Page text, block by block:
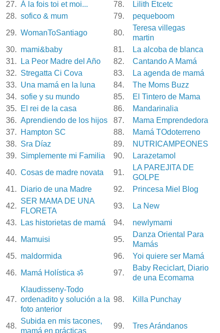
27. À la fois toi et moi... 78.
Lilith Etcetc
28. sofico & mum 79.
pequeboom
29. WomanToSantiago 80.
Teresa villegas
martin
30. mami&baby 81.
La alcoba de blanca
31.
La Peor Madre del Año 82.
Cantando A Mamá
32. Stregatta Ci Cova 83.
La agenda de mamá
33. Una mamá en la luna 84.
The Moms Buzz
34. sofie y su mundo 85.
El Tintero de Mama
35.
El rei de la casa 86.
Mandarinalia
36. Aprendiendo de los hijos 87.
Mama Emprendedora
37.
Hampton SC 88.
Mamá TOdoterreno
38. Sra Díaz 89.
NUTRICAMPEONES
39. Simplemente mi Familia 90.
Larazetamol
40. Cosas de madre novata 91.
LA PAREJITA DE
GOLPE
41.
Diario de una Madre 92.
Princesa Miel Blog
42.
SER MAMA DE UNA
FLORETA
93.
La New
43.
Las historietas de mamá 94.
newlymami
44.
Mamuisi 95.
Danza Oriental Para
Mamás
45. maldormida 96.
Yoi quiere ser Mamá
46.
Mamá Holística ॐ 97.
Baby Reciclart, Diario
de una Ecomama
47.
Klaudisseny-Todo
ordenadito y solución a la
foto anterior
98. Killa Punchay
48.
Subida en mis tacones,
mamá en prácticas
99. Tres Arándanos